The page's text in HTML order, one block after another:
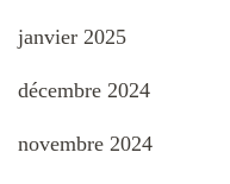
janvier 2025
décembre 2024
novembre 2024